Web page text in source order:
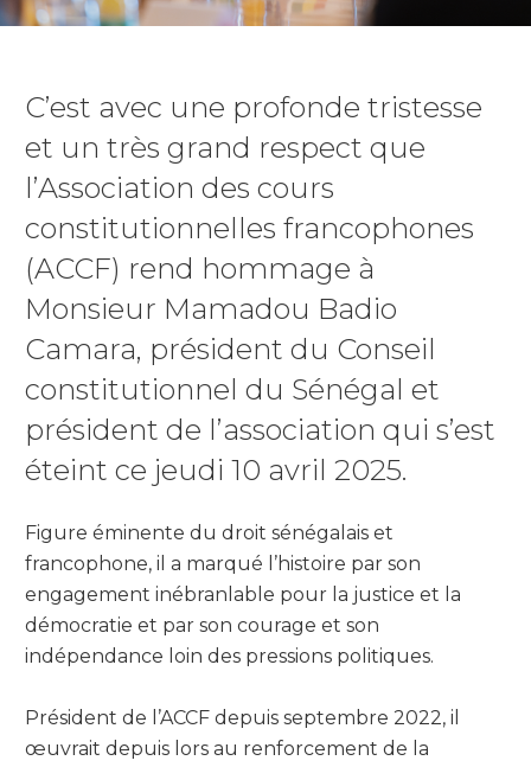
C’est avec une profonde tristesse
et un très grand respect que
l’Association des cours
constitutionnelles francophones
(ACCF) rend hommage à
Monsieur Mamadou Badio
Camara, président du Conseil
constitutionnel du Sénégal et
président de l’association qui s’est
éteint ce jeudi 10 avril 2025.
Figure éminente du droit sénégalais et
francophone, il a marqué l’histoire par son
engagement inébranlable pour la justice et la
démocratie et par son courage et son
indépendance loin des pressions politiques.
Président de l’ACCF depuis septembre 2022, il
œuvrait depuis lors au renforcement de la